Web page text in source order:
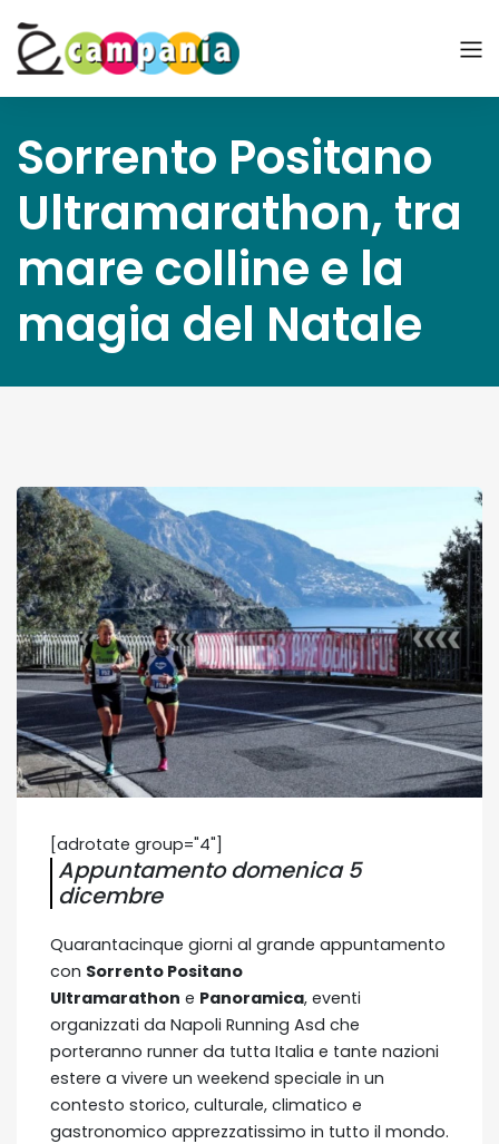
Sorrento Positano
Ultramarathon, tra
mare colline e la
magia del Natale
[adrotate group="4"]
Appuntamento domenica 5
dicembre
Quarantacinque giorni al grande appuntamento
con Sorrento Positano
Ultramarathon e Panoramica, eventi
organizzati da Napoli Running Asd che
porteranno runner da tutta Italia e tante nazioni
estere a vivere un weekend speciale in un
contesto storico, culturale, climatico e
gastronomico apprezzatissimo in tutto il mondo.